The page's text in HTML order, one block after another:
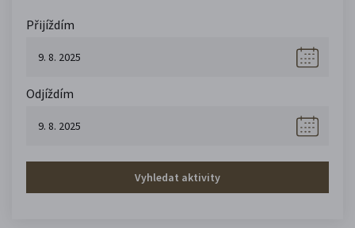
Přijíždím
Odjíždím
Vyhledat aktivity